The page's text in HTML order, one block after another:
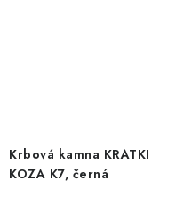
Krbová kamna KRATKI
KOZA K7, černá